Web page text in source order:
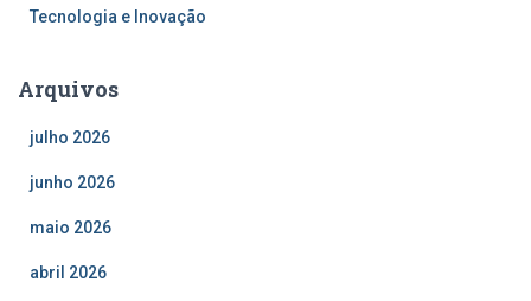
Tecnologia e Inovação
Arquivos
julho 2026
junho 2026
maio 2026
abril 2026